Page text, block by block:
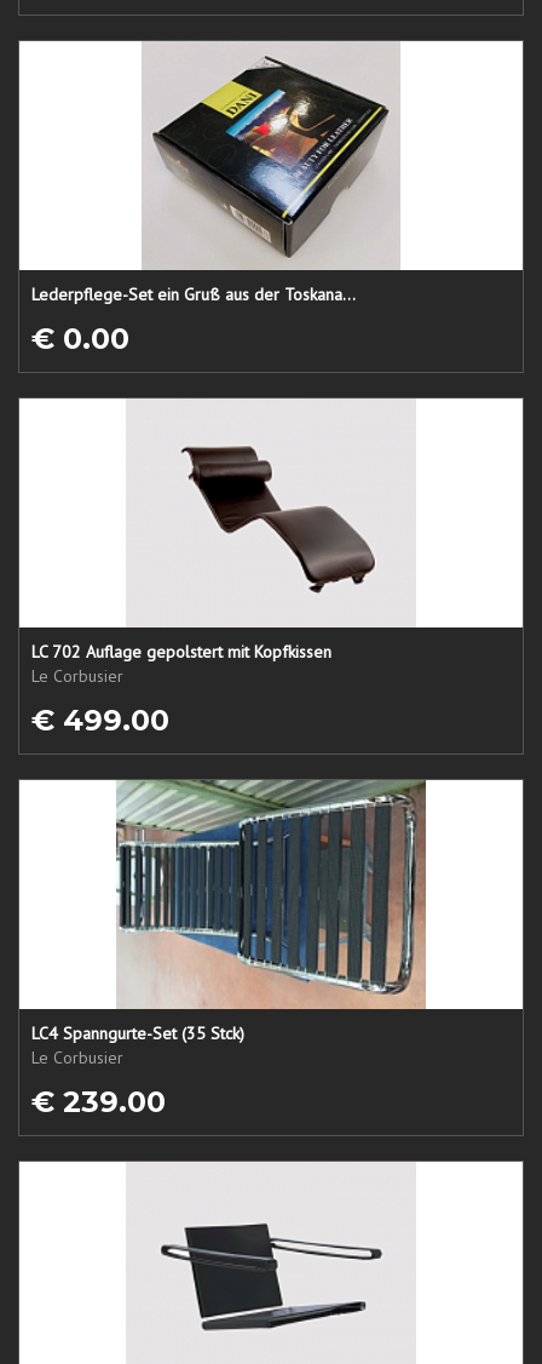
Lederpflege-Set ein Gruß aus der Toskana...
€ 0.00
LC 702 Auflage gepolstert mit Kopfkissen
Le Corbusier
€ 499.00
LC4 Spanngurte-Set (35 Stck)
Le Corbusier
€ 239.00